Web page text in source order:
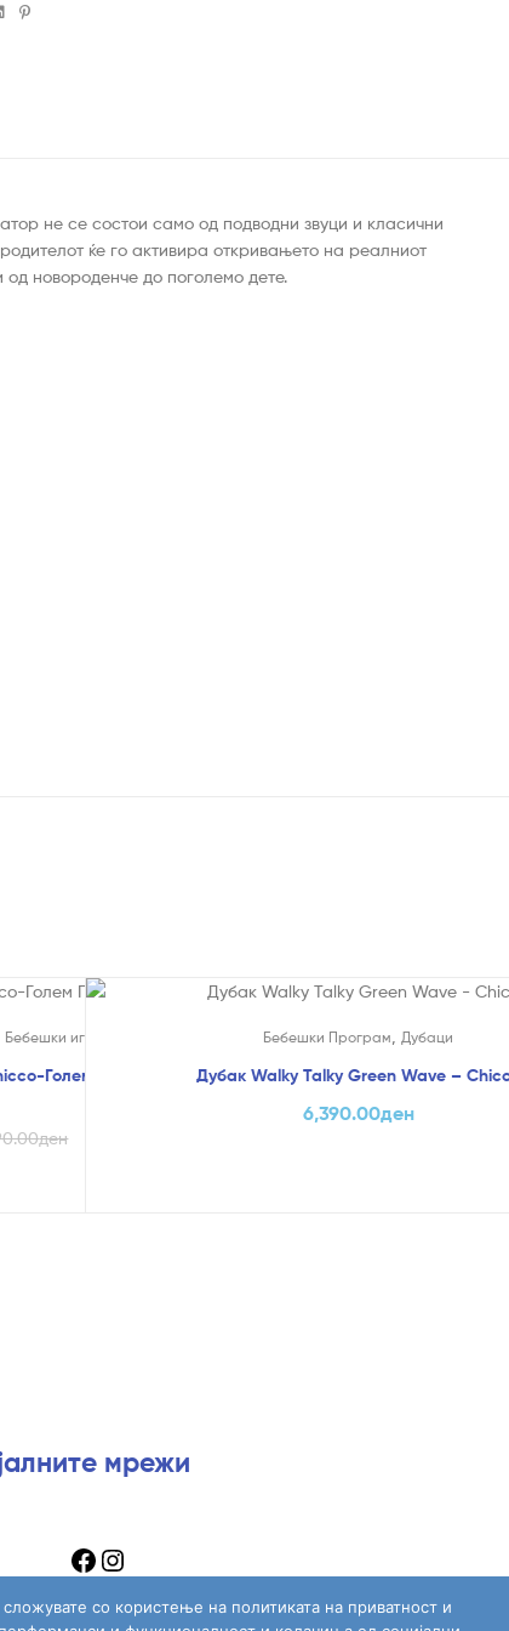
Linkedin
Pinterest
не се состои само од подводни звуци и класични
ќе го активира откривањето на реалниот
новороденче до поголемо дете.
Бебешки играчки
Голем Попуст (само
ден
Бебешки Програм Дубаци
Дубак Walky Talky Green Wave –
6,390.00ден
мрежи
со користење на политиката на приватност и